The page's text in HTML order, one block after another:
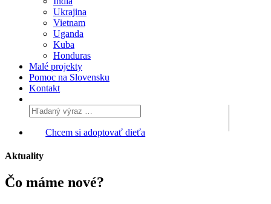
Ukrajina
Vietnam
Uganda
Kuba
Honduras
Malé projekty
Pomoc na Slovensku
Kontakt
Chcem si adoptovať dieťa
Aktuality
Čo máme nové?